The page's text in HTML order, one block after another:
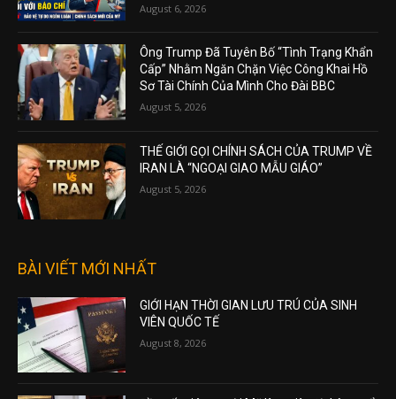
August 6, 2026
Ông Trump Đã Tuyên Bố “Tình Trạng Khẩn
Cấp” Nhằm Ngăn Chặn Việc Công Khai Hồ
Sơ Tài Chính Của Mình Cho Đài BBC
August 5, 2026
THẾ GIỚI GỌI CHÍNH SÁCH CỦA TRUMP VỀ
IRAN LÀ “NGOẠI GIAO MẪU GIÁO”
August 5, 2026
BÀI VIẾT MỚI NHẤT
GIỚI HẠN THỜI GIAN LƯU TRÚ CỦA SINH
VIÊN QUỐC TẾ
August 8, 2026